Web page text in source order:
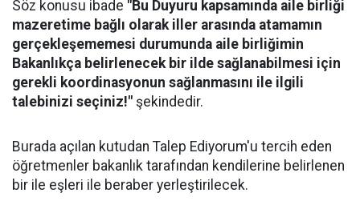
Söz konusu ibade "Bu Duyuru kapsamında aile birliği
mazeretime bağlı olarak iller arasında atamamın
gerçekleşememesi durumunda aile birliğimin
Bakanlıkça belirlenecek bir ilde sağlanabilmesi için
gerekli koordinasyonun sağlanmasını ile ilgili
talebinizi seçiniz!" şekindedir.
Burada açılan kutudan Talep Ediyorum'u tercih eden
öğretmenler bakanlık tarafından kendilerine belirlenen
bir ile eşleri ile beraber yerleştirilecek.